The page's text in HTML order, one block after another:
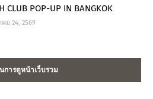
CLUB POP-UP IN BANGKOK
ม 24, 2569
การดูหน้าเว็บรวม